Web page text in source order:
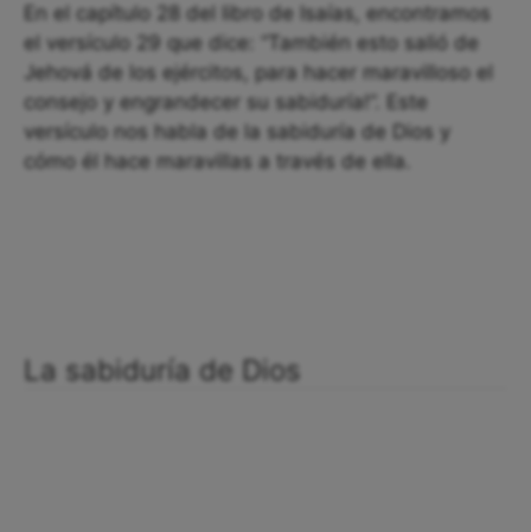
En el capítulo 28 del libro de Isaías, encontramos
el versículo 29 que dice: “También esto salió de
Jehová de los ejércitos, para hacer maravilloso el
consejo y engrandecer su sabiduría!”. Este
versículo nos habla de la sabiduría de Dios y
cómo él hace maravillas a través de ella.
La sabiduría de Dios